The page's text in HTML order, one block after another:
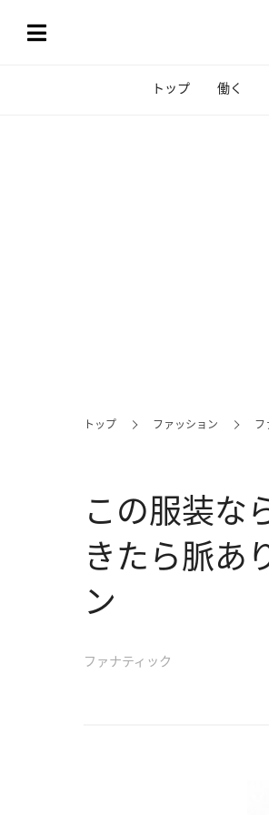
トップ 働く
トップ ファッション フ
この服装な
きたら脈あ
ン
ファナティック